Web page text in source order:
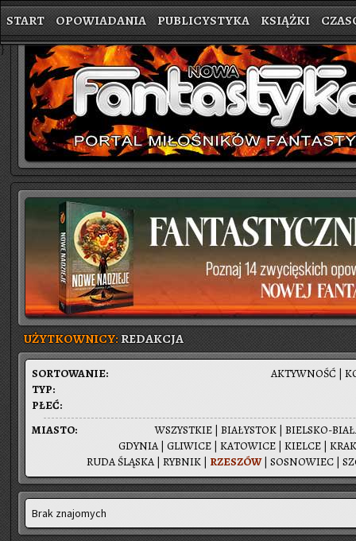
START OPOWIADANIA PUBLICYSTYKA KSIĄŻKI
}
UŻYTKOWNICY:REDAKCJA
AK­TYW­NOŚĆ |
SOR­TO­WA­NIE:
TYP:
PŁEĆ:
WSZYST­KIE | BIA­ŁY­STOK | BIEL­SKO-
GDY­NIA| GLI­WI­CE | KA­TO­WI­CE | KIEL­CE |
RUDA ŚLĄ­SKA| RYB­NIK | RZE­SZÓW| SO­SNO­WIEC |
MIA­STO:
Brak znajomych